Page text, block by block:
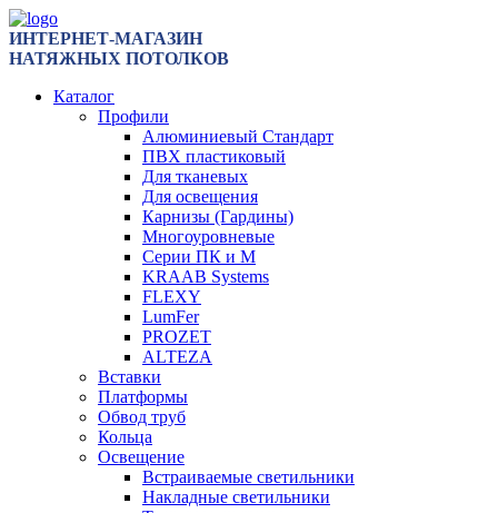
ИНТЕРНЕТ-МАГАЗИН
НАТЯЖНЫХ ПОТОЛКОВ
Каталог
Профили
Алюминиевый Стандарт
ПВХ пластиковый
Для тканевых
Для освещения
Карнизы (Гардины)
Многоуровневые
Серии ПК и М
KRAAB Systems
FLEXY
LumFer
PROZET
ALTEZA
Вставки
Платформы
Обвод труб
Кольца
Освещение
Встраиваемые светильники
Накладные светильники